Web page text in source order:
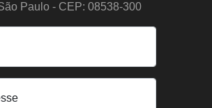
Paulo - CEP: 08538-300